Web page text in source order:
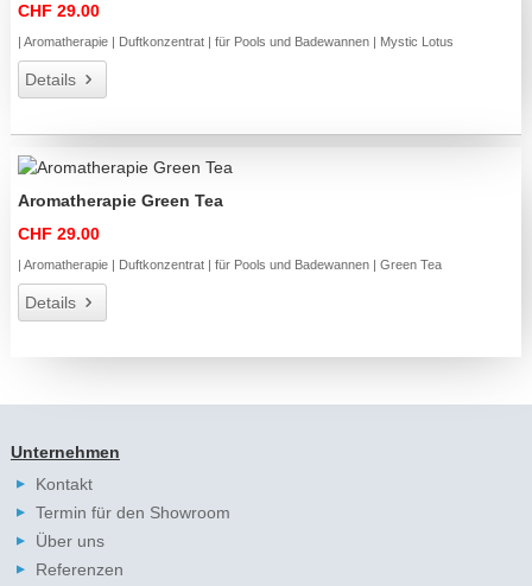
CHF 29.00
| Aromatherapie | Duftkonzentrat | für Pools und Badewannen | Mystic Lotus
Details
Aromatherapie Green Tea
CHF 29.00
| Aromatherapie | Duftkonzentrat | für Pools und Badewannen | Green Tea
Details
Unternehmen
Kontakt
Termin für den Showroom
Über uns
Referenzen